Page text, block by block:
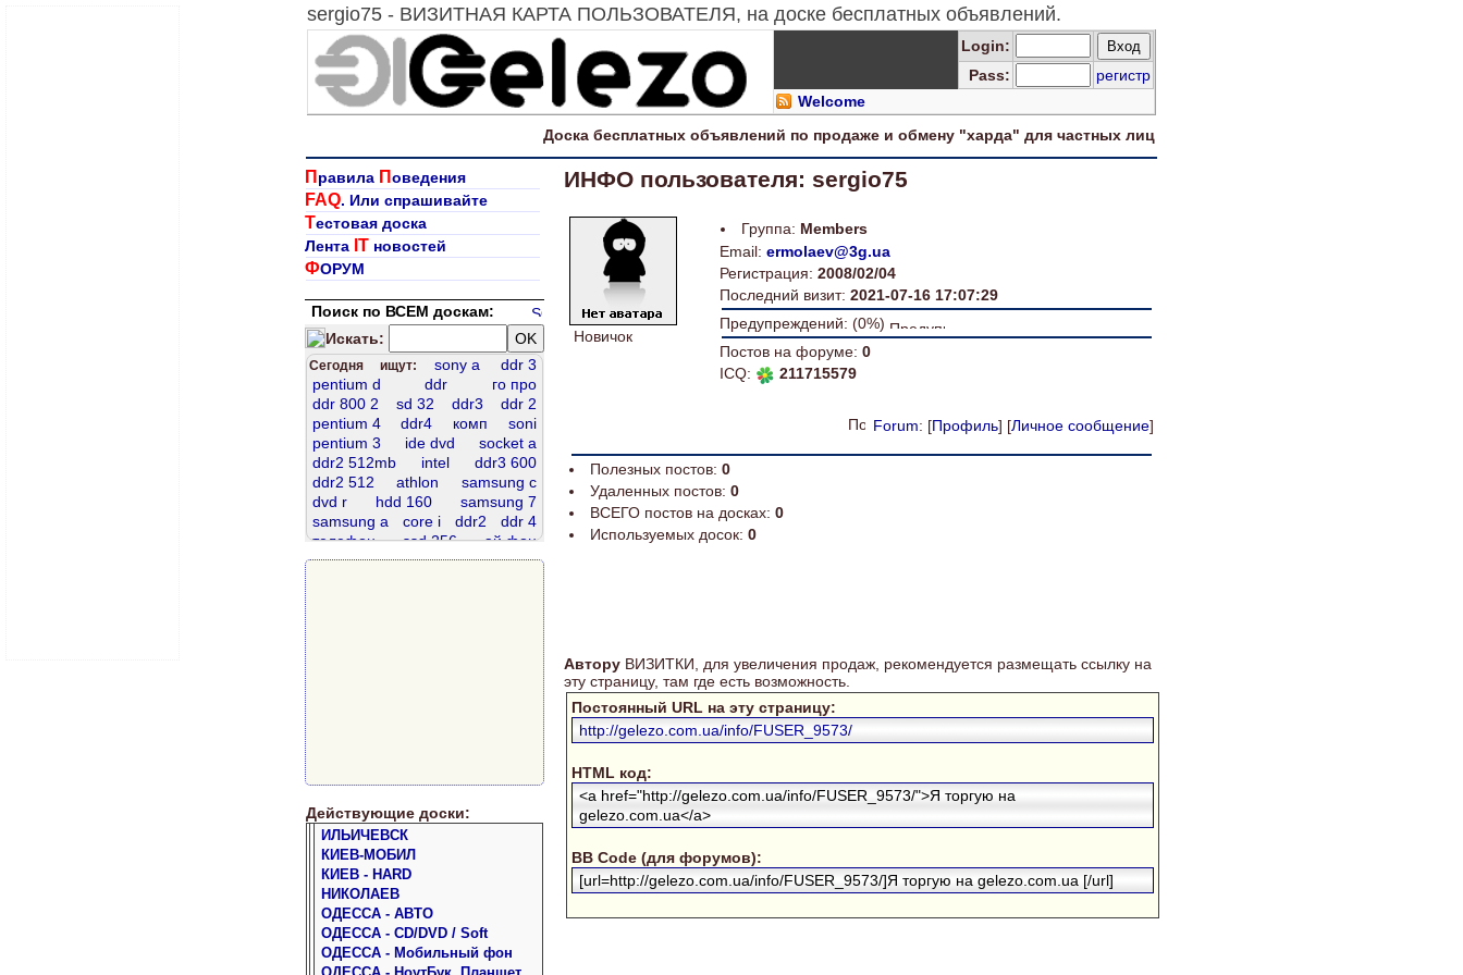
sergio75 - ВИЗИТНАЯ КАРТА ПОЛЬЗОВАТЕЛЯ, на доске бесплатных объявлений.
Login:
Pass:
регистр
Welcome
Доска бесплатных объявлений по продаже и обмену "харда" для частных лиц
П равила Поведения
FAQ. Или спрашивайте
Тестовая доска
Лента ITновостей
ФОРУМ
Поиск по ВСЕМ доскам:
Искать:
Сегодня ищут: sony а
ddr 3
pentium d
ddr
го про
ddr 800 2
sd 32 ddr3
ddr 2
pentium 4
ddr4 комп
soni
pentium 3
ide dvd
socket a
ddr2 512mb
intel
ddr3 600
ddr2 512
athlon
samsung c
dvd r
hdd 160
samsung 7
samsung a
core i ddr2
ddr 4
телефон
ssd 256
ай фон
sata 320 проц dimm ddr2 667
Действующие доски:
ИЛЬИЧЕВСК
КИЕВ-МОБИЛ
КИЕВ - HARD
НИКОЛАЕВ
ОДЕССА - АВТО
ОДЕССА - CD/DVD / Soft
ОДЕССА - Мобильный фон
ИНФО пользователя: sergio75
Новичок
Группа: Members
Email: ermolaev@3g.ua
Регистрация: 2008/02/04
Последний визит: 2021-07-16 17:07:29
Предупреждений: (0%)
Постов на форуме: 0
ICQ:
211715579
Forum: [Профиль] [Личное сообщение]
Полезных постов: 0
Удаленных постов: 0
ВСЕГО постов на досках: 0
Используемых досок: 0
АвторуВИЗИТКИ, для увеличения продаж, рекомендуется размещать ссылку на
эту страницу, там где есть возможность.
Постоянный URL на эту страницу:
http://gelezo.com.ua/info/FUSER_9573/
HTML код:
<a href="http://gelezo.com.ua/info/FUSER_9573/">Я торгую на
gelezo.com.ua</a>
BB Code (для форумов):
[url=http://gelezo.com.ua/info/FUSER_9573/]Я торгую на gelezo.com.ua [/url]